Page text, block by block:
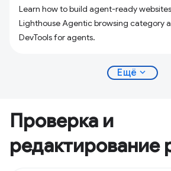
Learn how to build agent-ready
Lighthouse Agentic browsing category
DevTools for agents.
Ещё expand_more
Проверка и
редактирование